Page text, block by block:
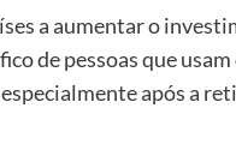
a aumentar o
de pessoas que
após a